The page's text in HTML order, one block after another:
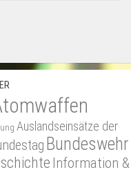
Auslandseinsätze der
Bundeswehr
Information &